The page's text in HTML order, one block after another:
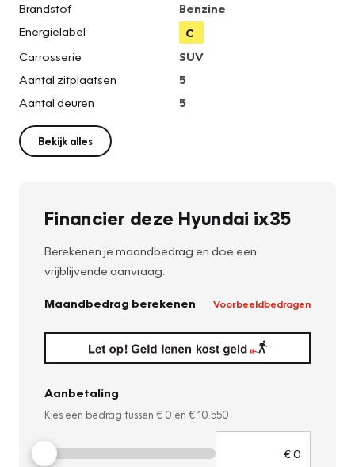
Brandstof
Benzine
Energielabel
C
Carrosserie
SUV
Aantal zitplaatsen
5
Aantal deuren
5
Bekijk alles
Financier deze Hyundai ix35
Berekenen je maandbedrag en doe een
vrijblijvende aanvraag.
Maandbedrag berekenen Voorbeeldbedragen
Aanbetaling
Kies een bedrag tussen € 0 en € 10.550